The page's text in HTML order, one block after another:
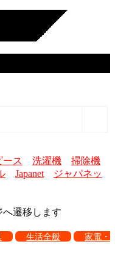
ース 洗濯機
掃除機
Japanet
ジャパネッ
遷移します
生活全般
家電・